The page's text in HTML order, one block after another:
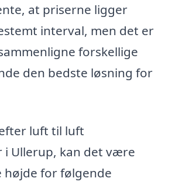
at priserne ligger
interval, men det er
forskellige
den bedste løsning for
luft til luft
i Ullerup, kan det være
for følgende